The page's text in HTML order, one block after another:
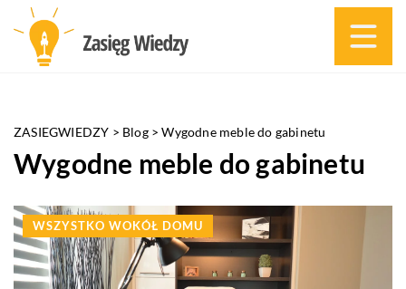
ZASIEGWIEDZY > Blog>Wygodne meble do gabinetu
Wygodne meble do gabinetu
WSZYSTKO WOKÓŁ DOMU